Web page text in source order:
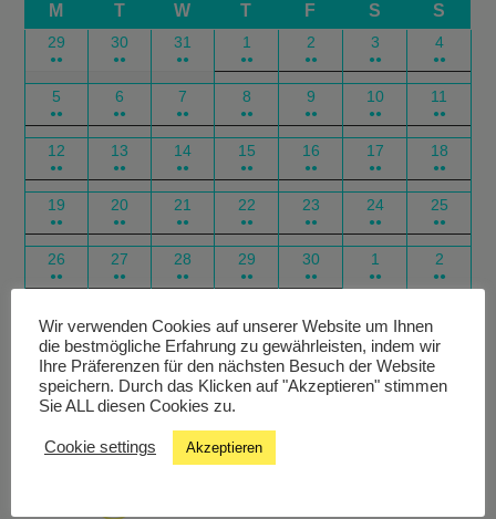
M T W T F S S
29
●●
30
●●
31
●●
1
●●
2
●●
3
●●
4
●●
5
●●
6
●●
7
●●
8
●●
9
●●
10
●●
11
●●
12
●●
13
●●
14
●●
15
●●
16
●●
17
●●
18
●●
19
●●
20
●●
21
●●
22
●●
23
●●
24
●●
25
●●
26
●●
27
●●
28
●●
29
●●
30
●●
1
●●
2
●●
Subscribe
in
Google
Subscribe
in
Outlook
Export
for
Google
Export
for
Outlook
Wir verwenden Cookies auf unserer Website um Ihnen
die bestmögliche Erfahrung zu gewährleisten, indem wir
Ihre Präferenzen für den nächsten Besuch der Website
speichern. Durch das Klicken auf "Akzeptieren" stimmen
Sie ALL diesen Cookies zu.
Cookie settings Akzeptieren